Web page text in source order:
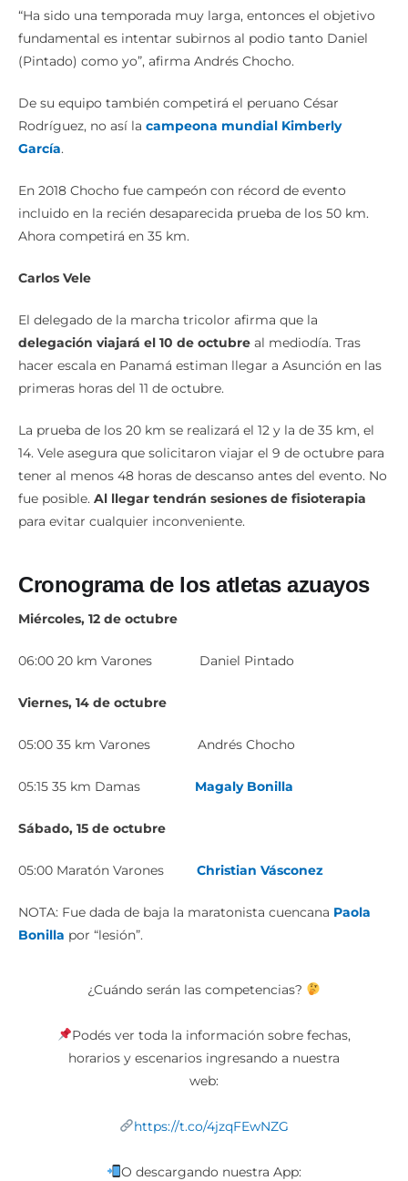
“Ha sido una temporada muy larga, entonces el objetivo
fundamental es intentar subirnos al podio tanto Daniel
(Pintado) como yo”, afirma Andrés Chocho.
De su equipo también competirá el peruano César
Rodríguez, no así la campeona mundial Kimberly
García.
En 2018 Chocho fue campeón con récord de evento
incluido en la recién desaparecida prueba de los 50 km.
Ahora competirá en 35 km.
Carlos Vele
El delegado de la marcha tricolor afirma que la
delegación viajará el 10 de octubre al mediodía. Tras
hacer escala en Panamá estiman llegar a Asunción en las
primeras horas del 11 de octubre.
La prueba de los 20 km se realizará el 12 y la de 35 km, el
14. Vele asegura que solicitaron viajar el 9 de octubre para
tener al menos 48 horas de descanso antes del evento. No
fue posible. Al llegar tendrán sesiones de fisioterapia
para evitar cualquier inconveniente.
Cronograma de los atletas azuayos
Miércoles, 12 de octubre
06:00 20 km Varones Daniel Pintado
Viernes, 14 de octubre
05:00 35 km Varones Andrés Chocho
05:15 35 km Damas Magaly Bonilla
Sábado, 15 de octubre
05:00 Maratón Varones Christian Vásconez
NOTA: Fue dada de baja la maratonista cuencana Paola
Bonilla por “lesión”.
¿Cuándo serán las competencias?
Podés ver toda la información sobre fechas,
horarios y escenarios ingresando a nuestra
web:
https://t.co/4jzqFEwNZG
O descargando nuestra App: